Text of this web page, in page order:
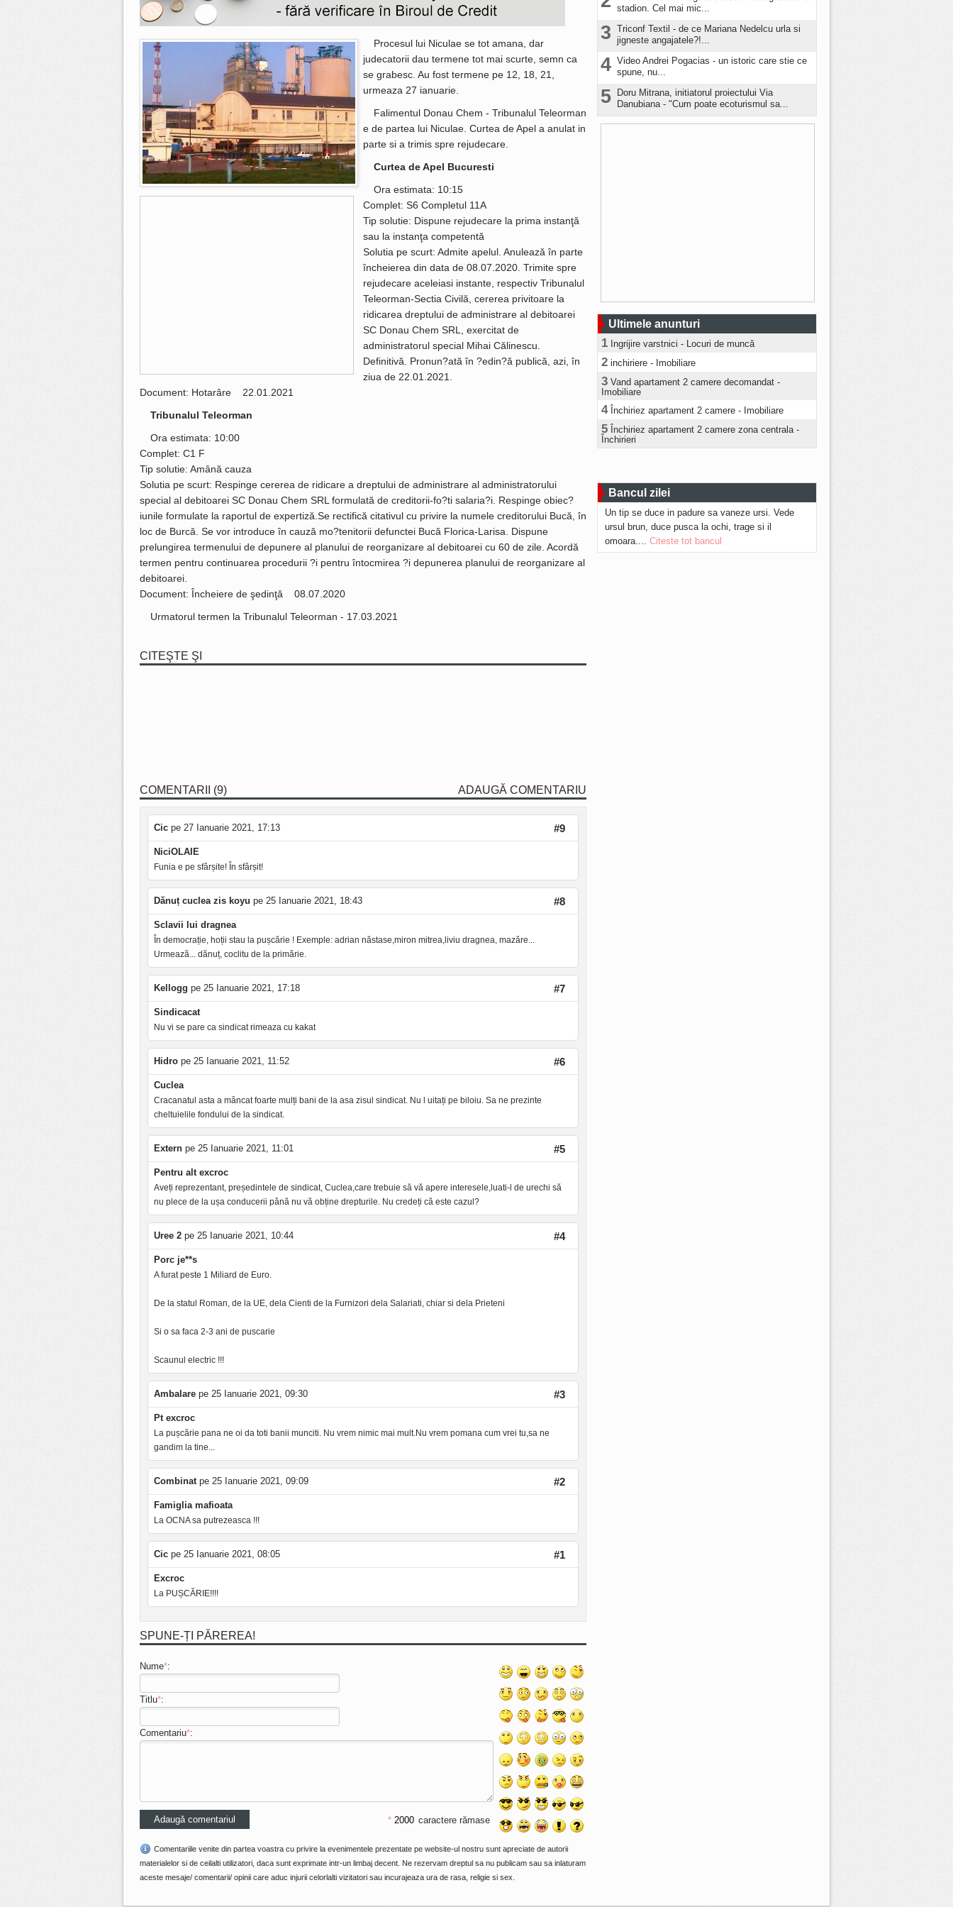
Procesul lui Niculae se tot amana, dar
judecatorii dau termene tot mai scurte, semn ca
se grabesc. Au fost termene pe 12, 18, 21,
urmeaza 27 ianuarie.
Falimentul Donau Chem - Tribunalul Teleorman
e de partea lui Niculae. Curtea de Apel a anulat in
parte si a trimis spre rejudecare.
Curtea de Apel Bucuresti
Ora estimata: 10:15
Complet: S6 Completul 11A
Tip solutie: Dispune rejudecare la prima instanţă
sau la instanţa competentă
Solutia pe scurt: Admite apelul. Anulează în parte
încheierea din data de 08.07.2020. Trimite spre
rejudecare aceleiasi instante, respectiv Tribunalul
Teleorman-Sectia Civilă, cererea privitoare la
ridicarea dreptului de administrare al debitoarei
SC Donau Chem SRL, exercitat de
administratorul special Mihai Călinescu.
Definitivă. Pronun?ată în ?edin?ă publică, azi, în
ziua de 22.01.2021.
Document: Hotarâre 22.01.2021
Tribunalul Teleorman
Ora estimata: 10:00
Complet: C1 F
Tip solutie: Amână cauza
Solutia pe scurt: Respinge cererea de ridicare a dreptului de administrare al administratorului
special al debitoarei SC Donau Chem SRL formulată de creditorii-fo?ti salaria?i. Respinge obiec?
iunile formulate la raportul de expertiză.Se rectifică citativul cu privire la numele creditorului Bucă, în
loc de Burcă. Se vor introduce în cauză mo?tenitorii defunctei Bucă Florica-Larisa. Dispune
prelungirea termenului de depunere al planului de reorganizare al debitoarei cu 60 de zile. Acordă
termen pentru continuarea procedurii ?i pentru întocmirea ?i depunerea planului de reorganizare al
debitoarei.
Document: Încheiere de şedinţă 08.07.2020
Urmatorul termen la Tribunalul Teleorman - 17.03.2021
CITEŞTE ŞI
COMENTARII (9) ADAUGĂ COMENTARIU
Cic pe 27 Ianuarie 2021, 17:13 #9
NiciOLAIE
Funia e pe sfârșite! În sfârșit!
Dănuț cuclea zis koyu pe 25 Ianuarie 2021, 18:43 #8
Sclavii lui dragnea
În democrație, hoții stau la pușcărie ! Exemple: adrian năstase,miron mitrea,liviu dragnea, mazăre...
Urmează... dănuț, coclitu de la primărie.
Kellogg pe 25 Ianuarie 2021, 17:18 #7
Sindicacat
Nu vi se pare ca sindicat rimeaza cu kakat
Hidro pe 25 Ianuarie 2021, 11:52 #6
Cuclea
Cracanatul asta a mâncat foarte mulți bani de la asa zisul sindicat. Nu l uitați pe biloiu. Sa ne prezinte
cheltuielile fondului de la sindicat.
Extern pe 25 Ianuarie 2021, 11:01 #5
Pentru alt excroc
Aveți reprezentant, președintele de sindicat, Cuclea,care trebuie să vă apere interesele,luati-l de urechi să
nu plece de la ușa conducerii până nu vă obține drepturile. Nu credeți că este cazul?
Uree 2 pe 25 Ianuarie 2021, 10:44 #4
Porc je**s
A furat peste 1 Miliard de Euro.
De la statul Roman, de la UE, dela Cienti de la Furnizori dela Salariati, chiar si dela Prieteni
Si o sa faca 2-3 ani de puscarie
Scaunul electric !!!
Ambalare pe 25 Ianuarie 2021, 09:30 #3
Pt excroc
La pușcărie pana ne oi da toti banii munciti. Nu vrem nimic mai mult.Nu vrem pomana cum vrei tu,sa ne
gandim la tine...
Combinatpe 25 Ianuarie 2021, 09:09 #2
Famiglia mafioata
La OCNA sa putrezeasca !!!
Cic pe 25 Ianuarie 2021, 08:05 #1
Excroc
La PUȘCĂRIE!!!!
SPUNE-ȚI PĂREREA!
Nume*:
Titlu*:
Comentariu*:
* caractere rămase
Comentariile venite din partea voastra cu privire la evenimentele prezentate pe website-ul nostru sunt apreciate de autorii
materialelor si de ceilalti utilizatori, daca sunt exprimate intr-un limbaj decent. Ne rezervam dreptul sa nu publicam sau sa inlaturam
aceste mesaje/ comentarii/ opinii care aduc injurii celorlalti vizitatori sau incurajeaza ura de rasa, religie si sex.
stadion. Cel mai mic...
3 Triconf Textil - de ce Mariana Nedelcu urla si
jigneste angajatele?!...
4 Video Andrei Pogacias - un istoric care stie ce
spune, nu...
5
Doru Mitrana, initiatorul proiectului Via
Danubiana - "Cum poate ecoturismul sa...
Ultimele anunturi
1 Ingrijire varstnici - Locuri de muncă
2 inchiriere - Imobiliare
3 Vand apartament 2 camere decomandat -
Imobiliare
4 Închiriez apartament 2 camere - Imobiliare
5 Închiriez apartament 2 camere zona centrala -
Închirieri
Bancul zilei
Un tip se duce in padure sa vaneze ursi. Vede
ursul brun, duce pusca la ochi, trage si il
omoara.... Citeste tot bancul